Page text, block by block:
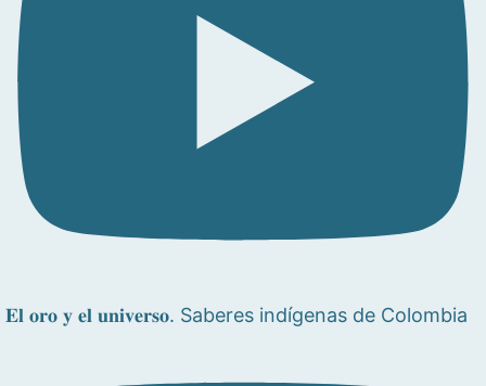
𝐄𝐥 𝐨𝐫𝐨 𝐲 𝐞𝐥 𝐮𝐧𝐢𝐯𝐞𝐫𝐬𝐨. Saberes indígenas de Colombia